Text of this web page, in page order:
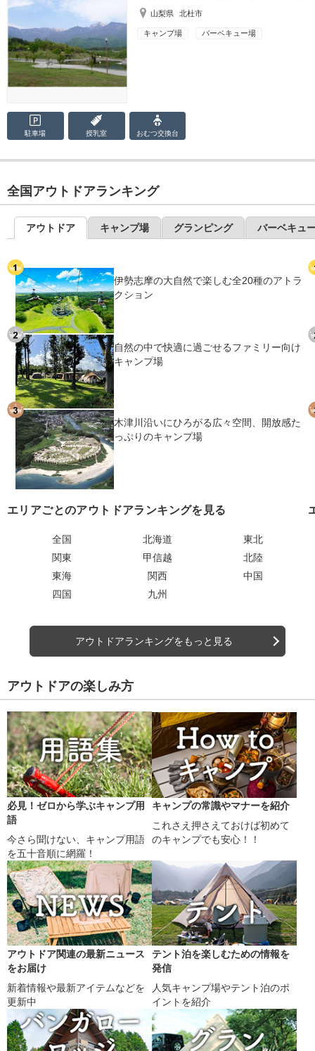
山梨県 北杜市
キャンプ場 バーベキュー場
駐車場 授乳室 おむつ交換台
全国アウトドアランキング
アウトドア キャンプ場 グランピング バーベキュ
伊勢志摩の大自然で楽しむ全20種のアトラ
クション
自然の中で快適に過ごせるファミリー向け
キャンプ場
木津川沿いにひろがる広々空間、開放感た
っぷりのキャンプ場
エリアごとのアウトドアランキングを見る
全国 北海道
東北
関東
甲信越
北陸
東海
関西
中国
四国
九州
アウトドアランキングをもっと見る
アウトドアの楽しみ方
必見！ゼロから学ぶキャンプ用
語
今さら聞けない、キャンプ用語
を五十音順に網羅！
キャンプの常識やマナーを紹介
これさえ押さえておけば初めて
のキャンプでも安心！！
アウトドア関連の最新ニュース
をお届け
新着情報や最新アイテムなどを
更新中
テント泊を楽しむための情報を
発信
人気キャンプ場やテント泊のポ
イントを紹介